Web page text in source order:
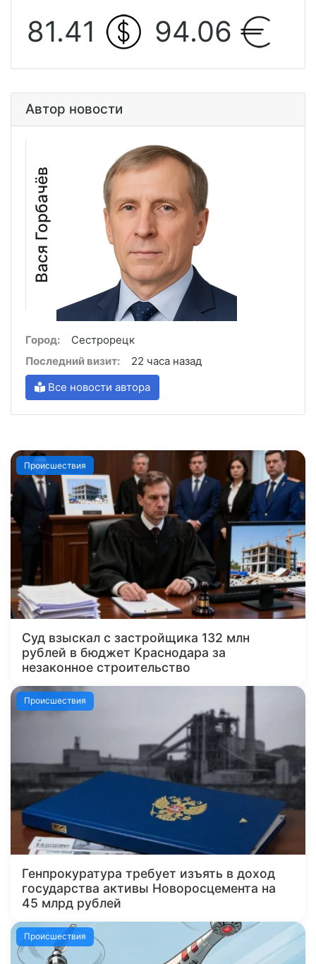
81.41 94.06
Автор новости
Вася Горбачёв
Город:
Сестрорецк
Последний визит:
22 часа назад
Все новости автора
Происшествия
Суд взыскал с застройщика 132 млн
рублей в бюджет Краснодара за
незаконное строительство
Происшествия
Генпрокуратура требует изъять в доход
государства активы Новоросцемента на
45 млрд рублей
Происшествия